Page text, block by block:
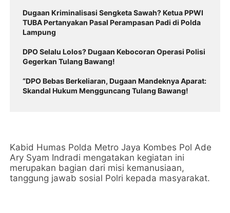
Dugaan Kriminalisasi Sengketa Sawah? Ketua PPWI
TUBA Pertanyakan Pasal Perampasan Padi di Polda
Lampung
DPO Selalu Lolos? Dugaan Kebocoran Operasi Polisi
Gegerkan Tulang Bawang!
“DPO Bebas Berkeliaran, Dugaan Mandeknya Aparat:
Skandal Hukum Mengguncang Tulang Bawang!
Kabid Humas Polda Metro Jaya Kombes Pol Ade
Ary Syam Indradi mengatakan kegiatan ini
merupakan bagian dari misi kemanusiaan,
tanggung jawab sosial Polri kepada masyarakat.